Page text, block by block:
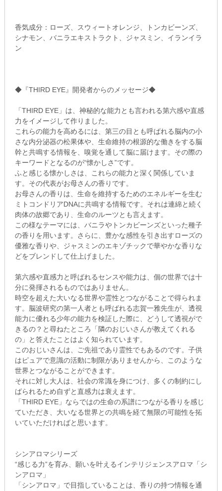
香気成分：ローズ、スウィートオレンジ、トンカビーンズ、
シナモン、バニラエキストラクト、ジャスミン、イランイラ
ン
◆『THIRD EYE』開発者からのメッセージ◆
「THIRD EYE」は、神秘的な能力とも言われる第六感や直感
力をイメージして作りました。
これらの能力を高めるには、第三の目とも呼ばれる脳内の小
さな内分泌器の松果体や、生命維持の根源的な働きをする脳
幹と共鳴する情報を、嗅覚を通して脳に届けます。その際の
キーワードとなるのが“懐かしさ”です。
ふと感じる懐かしさは、これらの能力と深く関係していま
す。その代表がお母さんの香りです。
お母さんの香りは、生命を維持するためのエネルギーを生む
ミトコンドリアDNAに共鳴する情報です。それは連綿と続く
肉体の故郷であり、生命のルーツとも言えます。
この様なテーマには、バニラやトンカビーンズといった種子
の香りを用います。さらに、豊かな感性を引き出すローズの
優雅な香りや、ジャスミンのエキゾチックで華やかな香りな
どをブレンドして仕上げました。
第六感や直感力と呼ばれるセンスや能力は、個の世界では十
分に発揮されるものではありません。
時空を超えた大いなる世界や霊性とつながることで得られま
す。脳波研究の第一人者とも呼ばれる志賀一雅先生が、透視
能力に優れる少年の能力を検証した際に、どうして透視がで
きるの？と尋ねたところ「隣のおじいさんが教えてくれる
の」と答えたことはよく知られています。
このおじいさんは、ご先祖であり霊性でもあるのです。子供
はピュアで意識の活動に制限がありませんから、このような
世界とつながることができます。
それに対し大人は、社会の常識を身につけ、多くの制約にし
ばられるため自ずと直感力は衰えます。
「THIRD EYE」ならではの生命の系譜につながる香りを感じ
ていただき、大いなる世界との共鳴を経て無限の可能性を拓
いていただければと思います。
シンアロマシリーズ
“感じる力”を育み、願いを叶えるインテリジェンスアロマ「シ
ンアロマ」
「シンアロマ」で目指していることは、香りの持つ情報を通